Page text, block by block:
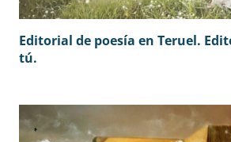
Editorial de poesía en Teruel.
tú.